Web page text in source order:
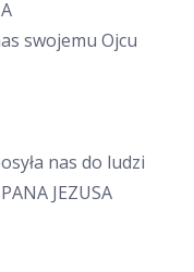
swojemu Ojcu
nas do ludzi
JEZUSA